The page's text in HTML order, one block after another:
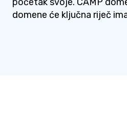
domene će ključna riječ